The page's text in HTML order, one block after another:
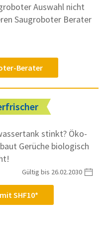
Auswahl nicht
Saugroboter Berater
Berater
stinkt? Öko-
Gerüche biologisch
SHF10*
Gültig bis 26.02.2030